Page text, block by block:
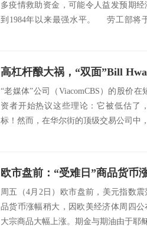
多疫情救助资金，可能令人益发预期
到1984年以来最强水平。 劳工部将
“老媒体”公司（ViacomCBS）的股价
资者开始热议这些理论：它被低估了
标！然而，在华尔街的顶级交易公司中
欧市盘前：“受难日”商品货币
周五（4月2日）欧市盘前，美元指数
品货币涨幅稍大，因欧美经济体周四
大宗商品大幅上涨。期金与期油由于耶